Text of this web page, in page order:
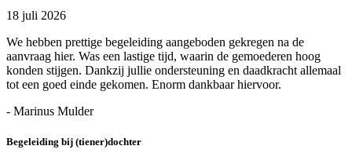
18 juli 2026
We hebben prettige begeleiding aangeboden gekregen na de
aanvraag hier. Was een lastige tijd, waarin de gemoederen hoog
konden stijgen. Dankzij jullie ondersteuning en daadkracht allemaal
tot een goed einde gekomen. Enorm dankbaar hiervoor.
- Marinus Mulder
Begeleiding bij (tiener)dochter